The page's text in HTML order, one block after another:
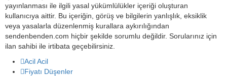
yayınlanması ile ilgili yasal yükümlülükler içeriği oluşturan
kullanıcıya aittir. Bu içeriğin, görüş ve bilgilerin yanlışlık, eksiklik
veya yasalarla düzenlenmiş kurallara aykırılığından
sendenbenden.com hiçbir şekilde sorumlu değildir. Sorularınız için
ilan sahibi ile irtibata geçebilirsiniz.
Acil Acil
Fiyatı Düşenler